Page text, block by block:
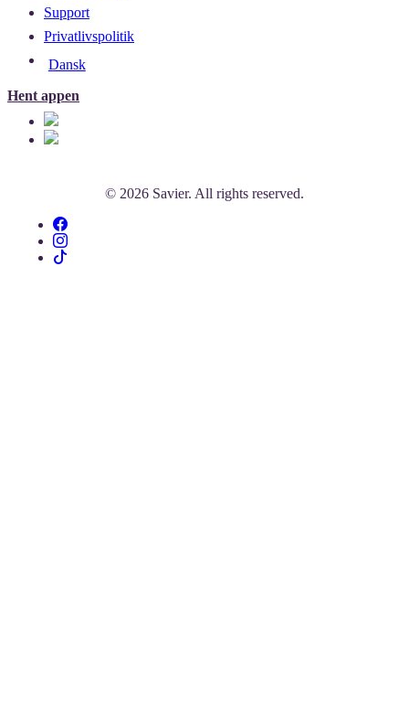
Support
Privatlivspolitik
Dansk
Hent appen
© 2026 Savier. All rights reserved.